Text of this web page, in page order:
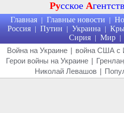
Русское А
Главная | Главные новости |
Россия | Путин | Украина |
Сирия | Мир |
Война на Украине | война США с
Герои войны на Украине |
Николай Левашов |